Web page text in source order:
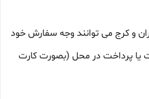
و کرج می توانند وجه سفارش خود
یا پرداخت در محل (بصورت کارت